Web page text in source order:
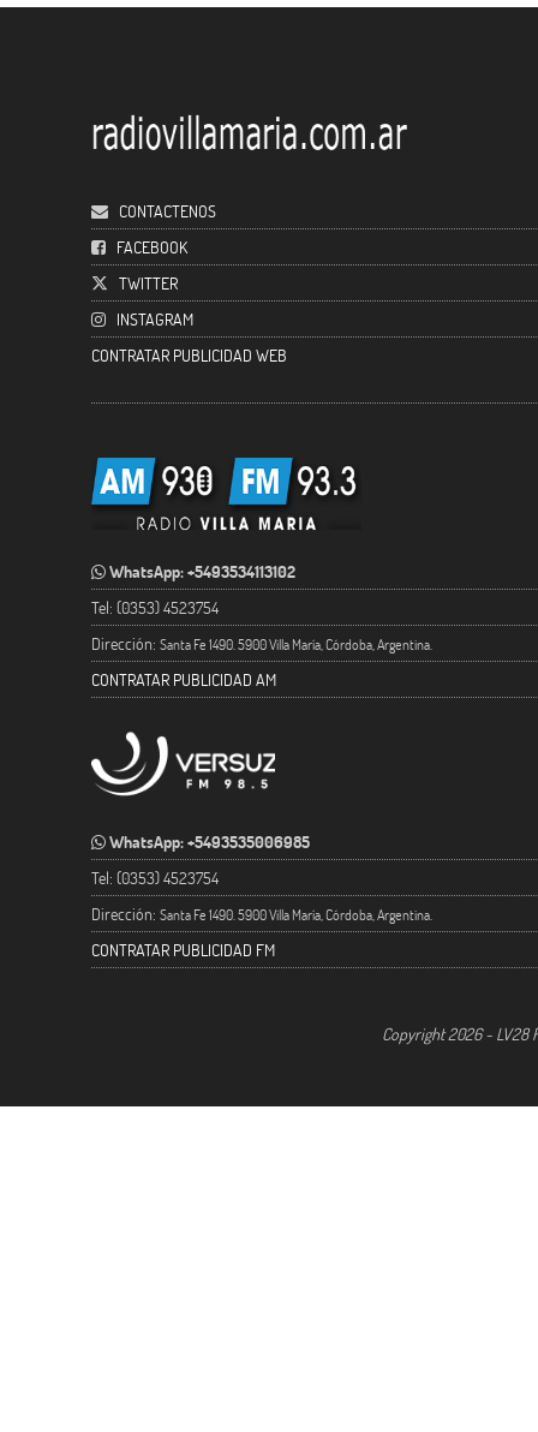
CONTACTENOS
FACEBOOK
TWITTER
INSTAGRAM
CONTRATAR PUBLICIDAD WEB
WhatsApp: +5493534113102
Tel: (0353) 4523754
Dirección: Santa Fe 1490. 5900 Villa María, Córdoba, Argentina.
CONTRATAR PUBLICIDAD AM
WhatsApp: +5493535006985
Tel: (0353) 4523754
Dirección: Santa Fe 1490. 5900 Villa María, Córdoba, Argentina.
CONTRATAR PUBLICIDAD FM
Copyright 2026 - LV28